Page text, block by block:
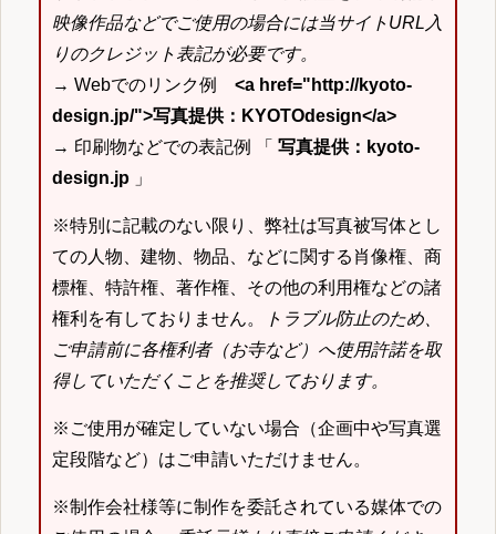
映像作品などでご使用の場合には当サイトURL入
りのクレジット表記が必要です。
→ Webでのリンク例 <a href="http://kyoto-
design.jp/">写真提供：KYOTOdesign</a>
→ 印刷物などでの表記例 「 写真提供：kyoto-
design.jp 」
※特別に記載のない限り、弊社は写真被写体とし
ての人物、建物、物品、などに関する肖像権、商
標権、特許権、著作権、その他の利用権などの諸
権利を有しておりません。
トラブル防止のため、
ご申請前に各権利者（お寺など）へ使用許諾を取
得していただくことを推奨しております。
※ご使用が確定していない場合（企画中や写真選
定段階など）はご申請いただけません。
※制作会社様等に制作を委託されている媒体での